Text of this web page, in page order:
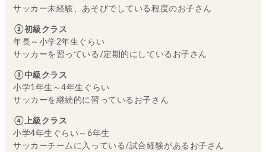
サッカー未経験、あそびでしている程度のお子さん
②初級クラス
年長～小学2年生ぐらい
サッカーを習っている/定期的にしているお子さん
③中級クラス
小学1年生～4年生ぐらい
サッカーを継続的に習っているお子さん
④上級クラス
小学4年生ぐらい～6年生
サッカーチームに入っている/試合経験があるお子さん